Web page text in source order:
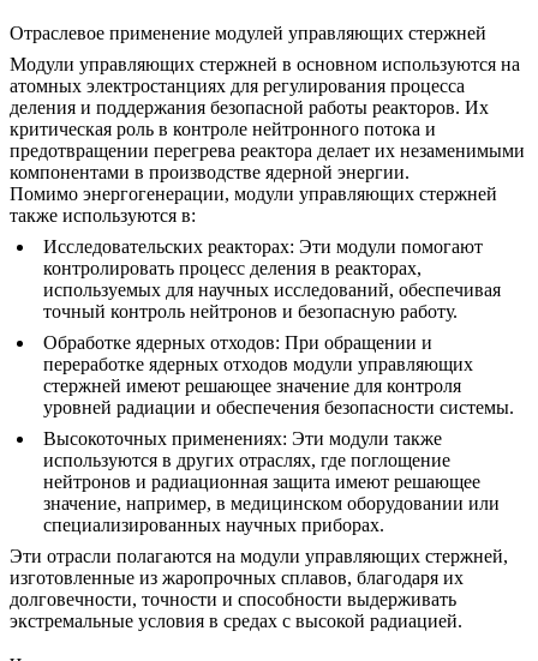
Отраслевое применение модулей управляющих стержней
Модули управляющих стержней в основном используются на
атомных электростанциях для регулирования процесса
деления и поддержания безопасной работы реакторов. Их
критическая роль в контроле нейтронного потока и
предотвращении перегрева реактора делает их незаменимыми
компонентами в производстве ядерной энергии.
Помимо энергогенерации, модули управляющих стержней
также используются в:
Исследовательских реакторах: Эти модули помогают
контролировать процесс деления в реакторах,
используемых для научных исследований, обеспечивая
точный контроль нейтронов и безопасную работу.
Обработке ядерных отходов: При обращении и
переработке ядерных отходов модули управляющих
стержней имеют решающее значение для контроля
уровней радиации и обеспечения безопасности системы.
Высокоточных применениях: Эти модули также
используются в других отраслях, где поглощение
нейтронов и радиационная защита имеют решающее
значение, например, в медицинском оборудовании или
специализированных научных приборах.
Эти отрасли полагаются на модули управляющих стержней,
изготовленные из жаропрочных сплавов, благодаря их
долговечности, точности и способности выдерживать
экстремальные условия в средах с высокой радиацией.